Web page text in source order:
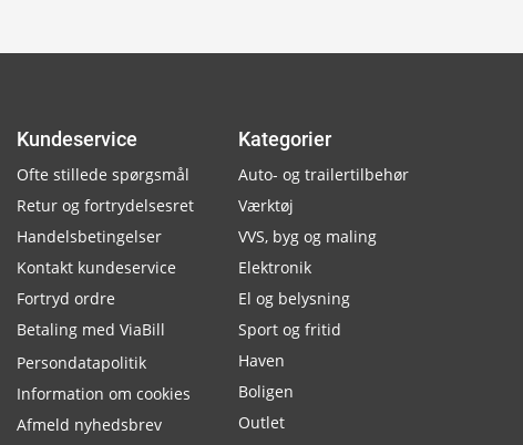
Kundeservice
Ofte stillede spørgsmål
Retur og fortrydelsesret
Handelsbetingelser
Kontakt kundeservice
Fortryd ordre
Betaling med ViaBill
Persondatapolitik
Information om cookies
Afmeld nyhedsbrev
Kategorier
Auto- og trailertilbehør
Værktøj
VVS, byg og maling
Elektronik
El og belysning
Sport og fritid
Haven
Boligen
Outlet